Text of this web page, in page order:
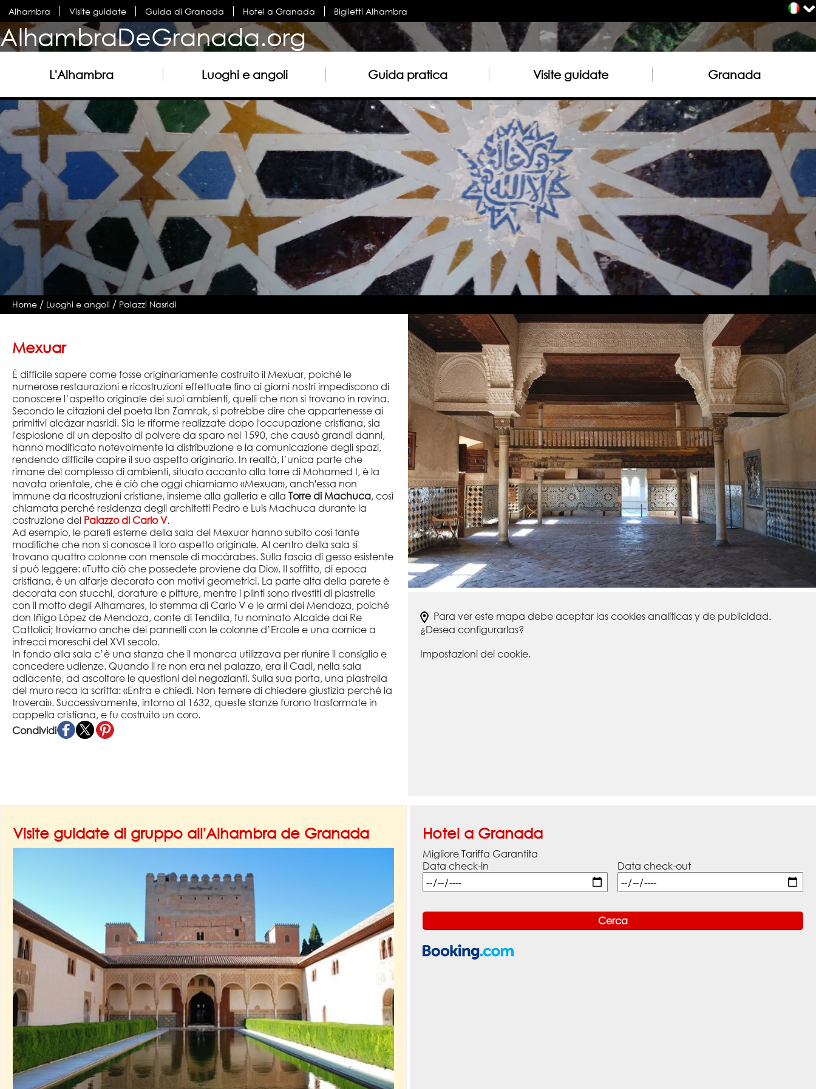
Alhambra Visite guidate Guida di Granada Hotel a Granada Biglietti Alhambra
AlhambraDeGranada.org
L'Alhambra Luoghi e angoli Guida pratica Visite guidate Granada
Home / Luoghi e angoli / Palazzi Nasridi
Mexuar
È difficile sapere come fosse originariamente costruito il Mexuar, poiché le
numerose restaurazioni e ricostruzioni effettuate fino ai giorni nostri impediscono di
conoscere l’aspetto originale dei suoi ambienti, quelli che non si trovano in rovina.
Secondo le citazioni del poeta Ibn Zamrak, si potrebbe dire che appartenesse ai
primitivi alcázar nasridi. Sia le riforme realizzate dopo l'occupazione cristiana, sia
l'esplosione di un deposito di polvere da sparo nel 1590, che causò grandi danni,
hanno modificato notevolmente la distribuzione e la comunicazione degli spazi,
rendendo difficile capire il suo aspetto originario. In realtà, l’unica parte che
rimane del complesso di ambienti, situato accanto alla torre di Mohamed I, è la
navata orientale, che è ciò che oggi chiamiamo «Mexuar», anch'essa non
immune da ricostruzioni cristiane, insieme alla galleria e allaTorre di Machuca, così
chiamata perché residenza degli architetti Pedro e Luis Machuca durante la
costruzione del Palazzo di Carlo V.
Ad esempio, le pareti esterne della sala del Mexuar hanno subito così tante
modifiche che non si conosce il loro aspetto originale. Al centro della sala si
trovano quattro colonne con mensole di mocárabes. Sulla fascia di gesso esistente
si può leggere: «Tutto ciò che possedete proviene da Dio». Il soffitto, di epoca
cristiana, è un alfarje decorato con motivi geometrici. La parte alta della parete è
decorata con stucchi, dorature e pitture, mentre i plinti sono rivestiti di piastrelle
con il motto degli Alhamares, lo stemma di Carlo V e le armi dei Mendoza, poiché
don Iñigo López de Mendoza, conte di Tendilla, fu nominato Alcaide dai Re
Cattolici; troviamo anche dei pannelli con le colonne d’Ercole e una cornice a
intrecci moreschi del XVI secolo.
In fondo alla sala c’è una stanza che il monarca utilizzava per riunire il consiglio e
concedere udienze. Quando il re non era nel palazzo, era il Cadì, nella sala
adiacente, ad ascoltare le questioni dei negozianti. Sulla sua porta, una piastrella
del muro reca la scritta: «Entra e chiedi. Non temere di chiedere giustizia perché la
troverai». Successivamente, intorno al 1632, queste stanze furono trasformate in
cappella cristiana, e fu costruito un coro.
Condividi
Para ver este mapa debe aceptar las cookies analíticas y de publicidad.
¿Desea configurarlas?
Impostazioni dei cookie.
Visite guidate di gruppo all'Alhambra de Granada Hotel a Granada
Migliore Tariffa Garantita
Data check-in
Data check-out